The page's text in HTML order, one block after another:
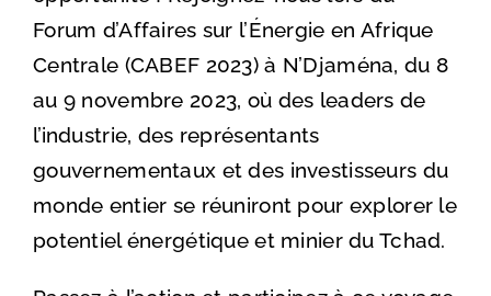
Forum d’Affaires sur l’Énergie en Afrique
Centrale (CABEF 2023) à N’Djaména, du 8
au 9 novembre 2023, où des leaders de
l’industrie, des représentants
gouvernementaux et des investisseurs du
monde entier se réuniront pour explorer le
potentiel énergétique et minier du Tchad.